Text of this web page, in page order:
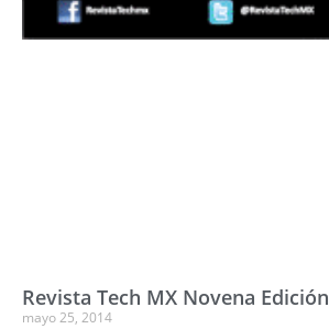
Revista Tech MX Novena Edición
mayo 25, 2014